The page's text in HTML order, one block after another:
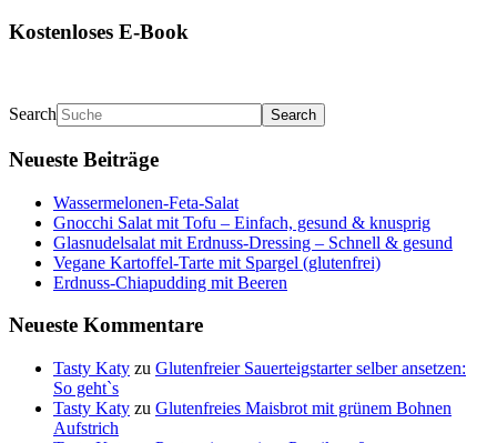
Kostenloses E-Book
Search
Neueste Beiträge
Wassermelonen-Feta-Salat
Gnocchi Salat mit Tofu – Einfach, gesund & knusprig
Glasnudelsalat mit Erdnuss-Dressing – Schnell & gesund
Vegane Kartoffel-Tarte mit Spargel (glutenfrei)
Erdnuss-Chiapudding mit Beeren
Neueste Kommentare
Tasty Katy zu Glutenfreier Sauerteigstarter selber ansetzen:
So geht`s
Tasty Katy zu Glutenfreies Maisbrot mit grünem Bohnen
Aufstrich